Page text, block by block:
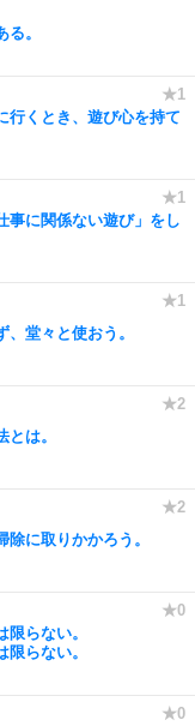
。
行くとき、遊び心を持て
事に関係ない遊び」をし
堂々と使おう。
は。
に取りかかろう。
らない。
らない。